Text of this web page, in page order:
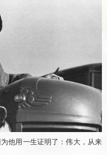
他用一生证明了：伟大，从来